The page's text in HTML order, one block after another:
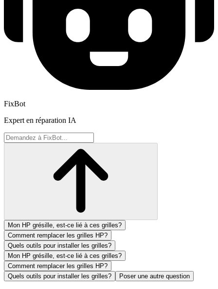
FixBot
Expert en réparation IA
Mon HP grésille, est-ce lié à ces grilles?
Comment remplacer les grilles HP?
Quels outils pour installer les grilles?
Mon HP grésille, est-ce lié à ces grilles?
Comment remplacer les grilles HP?
Quels outils pour installer les grilles?
Poser une autre question